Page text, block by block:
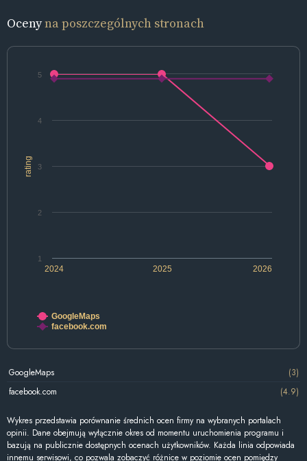
Ocenyna poszczególnych stronach
rating
2024 2025 2026
1
2
3
4
5
GoogleMaps
facebook.com
GoogleMaps
(3)
facebook.com
(4.9)
Wykres przedstawia porównanie średnich ocen firmy na wybranych portalach
opinii. Dane obejmują wyłącznie okres od momentu uruchomienia programu i
bazują na publicznie dostępnych ocenach użytkowników. Każda linia odpowiada
innemu serwisowi, co pozwala zobaczyć różnice w poziomie ocen pomiędzy